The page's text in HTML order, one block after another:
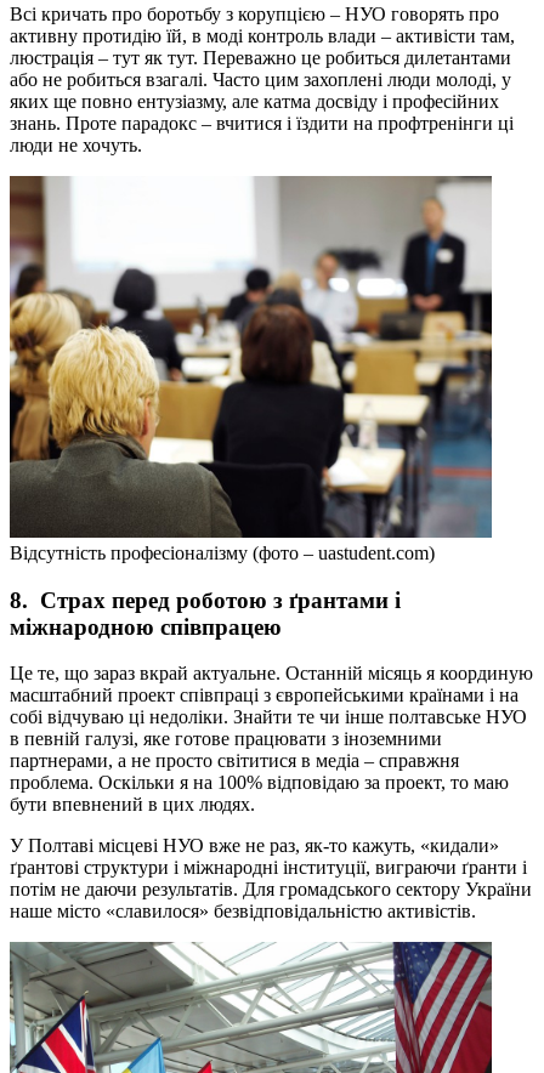
Всі кричать про боротьбу з корупцією – НУО говорять про
активну протидію їй, в моді контроль влади – активісти там,
люстрація – тут як тут. Переважно це робиться дилетантами
або не робиться взагалі. Часто цим захоплені люди молоді, у
яких ще повно ентузіазму, але катма досвіду і професійних
знань. Проте парадокс – вчитися і їздити на профтренінги ці
люди не хочуть.
Відсутність професіоналізму (фото – uastudent.com)
8. Страх перед роботою з ґрантами і
міжнародною співпрацею
Це те, що зараз вкрай актуальне. Останній місяць я координую
масштабний проект співпраці з європейськими країнами і на
собі відчуваю ці недоліки. Знайти те чи інше полтавське НУО
в певній галузі, яке готове працювати з іноземними
партнерами, а не просто світитися в медіа – справжня
проблема. Оскільки я на 100% відповідаю за проект, то маю
бути впевнений в цих людях.
У Полтаві місцеві НУО вже не раз, як-то кажуть, «кидали»
ґрантові структури і міжнародні інституції, виграючи ґранти і
потім не даючи результатів. Для громадського сектору України
наше місто «славилося» безвідповідальністю активістів.